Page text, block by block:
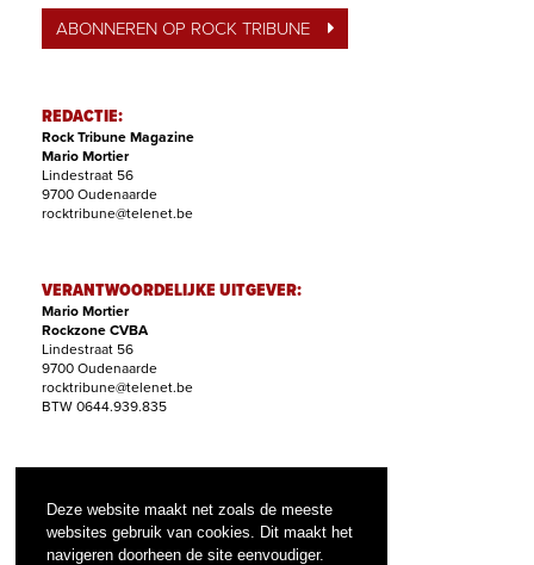
Deze website maakt net zoals de meeste
websites gebruik van cookies. Dit maakt het
navigeren doorheen de site eenvoudiger.
ABONNEREN OP ROCK TRIBUNE
REDACTIE:
Rock Tribune Magazine
Mario Mortier
Lindestraat 56
9700 Oudenaarde
rocktribune@telenet.be
VERANTWOORDELIJKE UITGEVER:
Mario Mortier
Rockzone CVBA
Lindestraat 56
9700 Oudenaarde
rocktribune@telenet.be
BTW 0644.939.835
Filip Nollet
abonnementen@rock-tribune.com